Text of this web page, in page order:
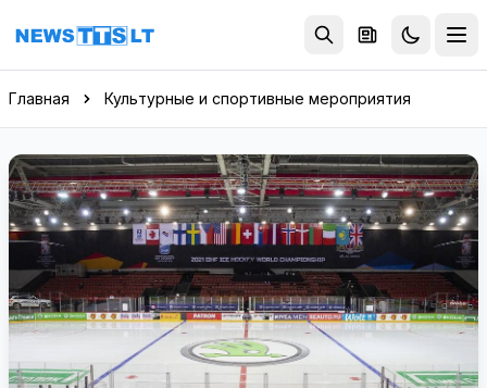
Перейти к содержимому
Главная Культурные и спортивные мероприятия